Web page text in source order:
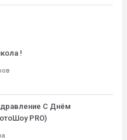
!
С Днём
PRO)